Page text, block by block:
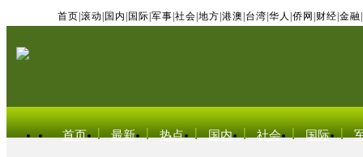
首页 滚动 国内 国际 军事 社会 地方 港澳 台湾 华人 侨网 财经 金融
首页 最新 热点 国内 社会 国际